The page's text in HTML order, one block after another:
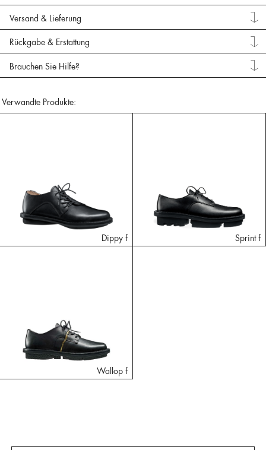
Versand & Lieferung
Rückgabe & Erstattung
Brauchen Sie Hilfe?
Verwandte Produkte:
Dippy f Sprint f
Wallop f